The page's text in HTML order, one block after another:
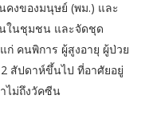
งของมนุษย์ (พม.) และ
ในชุมชน และจัดชุด
ก่ คนพิการ ผู้สูงอายุ ผู้ป่วย
สัปดาห์ขึ้นไป ที่อาศัยอยู่
ไม่ถึงวัคซีน